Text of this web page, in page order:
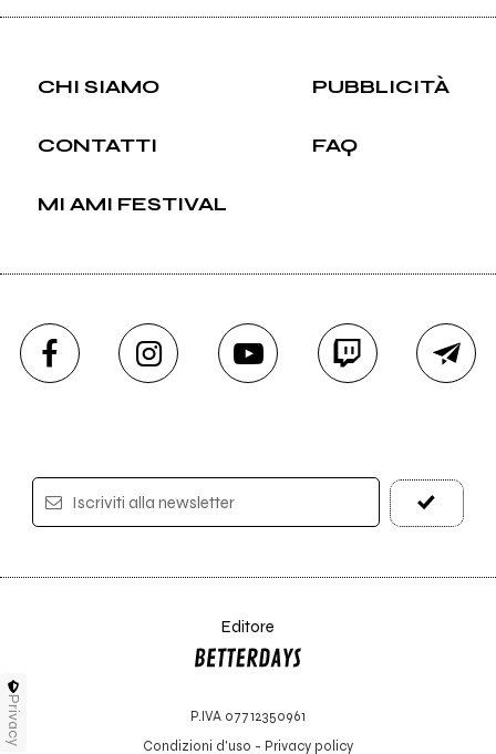
CHI SIAMO PUBBLICITÀ
CONTATTI FAQ
MI AMI FESTIVAL
Iscriviti alla newsletter
Editore
P.IVA 07712350961
Condizioni d'uso - Privacy policy
Privacy